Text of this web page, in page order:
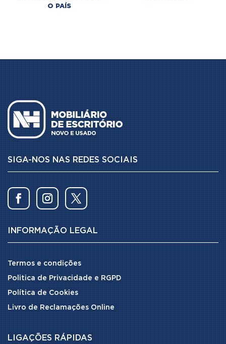
O PAÍS
SIGA-NOS NAS REDES SOCIAIS
INFORMAÇÃO LEGAL
Termos e condições
Politica de Privacidade e RGPD
Política de Cookies
Livro de Reclamações Online
LIGAÇÕES RÁPIDAS